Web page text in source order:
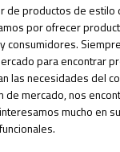
de productos de estilo
por ofrecer
consumidores.
para encontrar
las necesidades del
de mercado, nos
mucho en